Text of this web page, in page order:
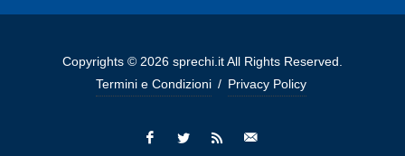
Copyrights © 2026 sprechi.it All Rights Reserved.
Termini e Condizioni / Privacy Policy